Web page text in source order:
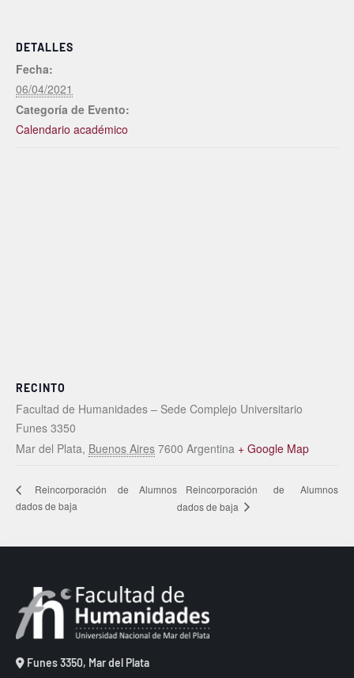
DETALLES
Fecha:
06/04/2021
Categoría de Evento:
Calendario académico
RECINTO
Facultad de Humanidades – Sede Complejo Universitario
Funes 3350
Mar del Plata, Buenos Aires 7600 Argentina + Google Map
Reincorporación de Alumnos
dados de baja
Reincorporación de Alumnos
dados de baja
Funes 3350, Mar del Plata